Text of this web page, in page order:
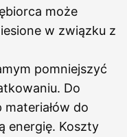
może
w związku z
pomniejszyć
Do
do
energię. Koszty